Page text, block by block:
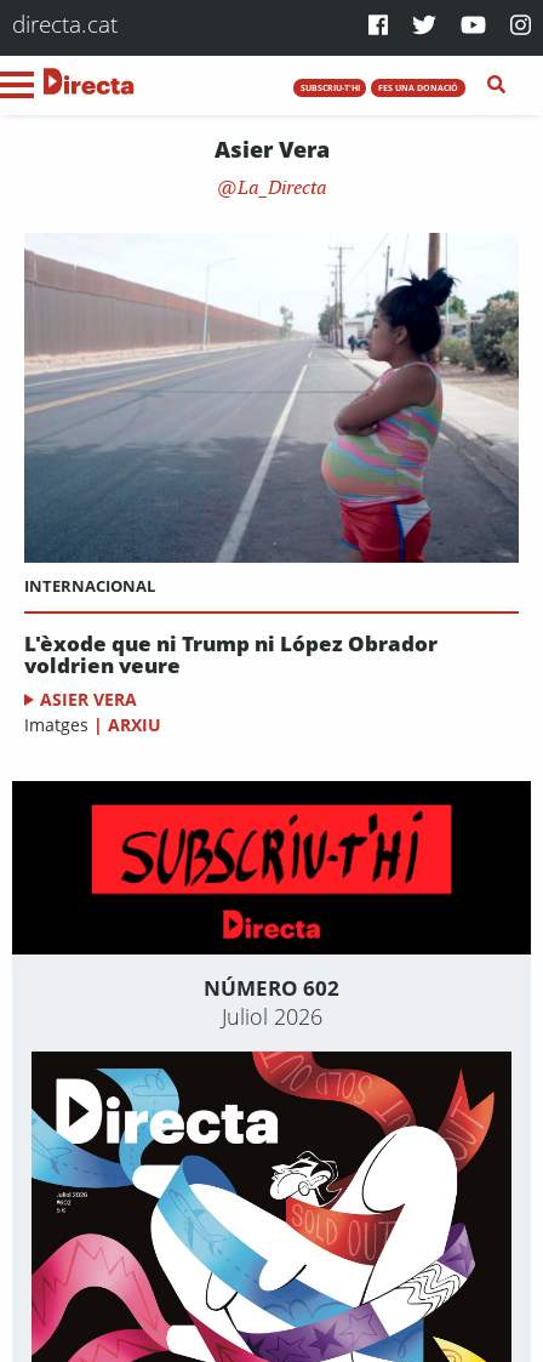
directa.cat
SUBSCRIU-T'HI FES UNA DONACIÓ
Asier Vera
La_Directa
INTERNACIONAL
L'èxode que ni Trump ni López Obrador
voldrien veure
ASIER VERA
Imatges | ARXIU
NÚMERO 602
Juliol 2026